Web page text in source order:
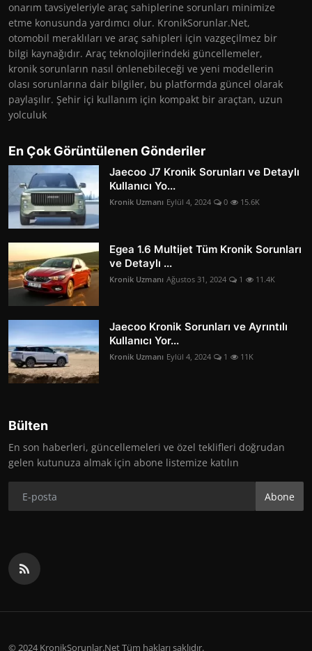
onarım tavsiyeleriyle araç sahiplerine sorunları minimize
etme konusunda yardımcı olur. KronikSorunlar.Net,
otomobil meraklıları ve araç sahipleri için vazgeçilmez bir
bilgi kaynağıdır. Araç teknolojilerindeki güncellemeler,
kronik sorunların nasıl önlenebileceği ve yeni modellerin
olası sorunlarına dair bilgiler, bu platformda güncel olarak
paylaşılır. Şehir içi kullanım için kompakt bir araçtan, uzun
yolculuk
En Çok Görüntülenen Gönderiler
Jaecoo J7 Kronik Sorunları ve Detaylı
Kullanıcı Yo...
Kronik Uzmanı Eylül 4, 2024 0 15.6K
Egea 1.6 Multijet Tüm Kronik Sorunları
ve Detaylı ...
Kronik Uzmanı Ağustos 31, 2024 1 11.4K
Jaecoo Kronik Sorunları ve Ayrıntılı
Kullanıcı Yor...
Kronik Uzmanı Eylül 4, 2024 1 11K
Bülten
En son haberleri, güncellemeleri ve özel teklifleri doğrudan
gelen kutunuza almak için abone listemize katılın
Abone
© 2024 KronikSorunlar.Net Tüm hakları saklıdır.